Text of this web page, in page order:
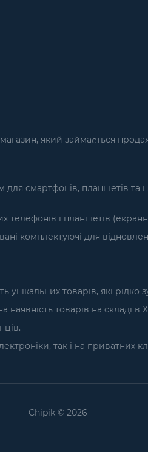
який займається
смартфонів, планшетів та
телефонів і планшетів
комплектуючі для
унікальних товарів, які рідко
товарів на складі в
так і на приватних
Chipik © 2026